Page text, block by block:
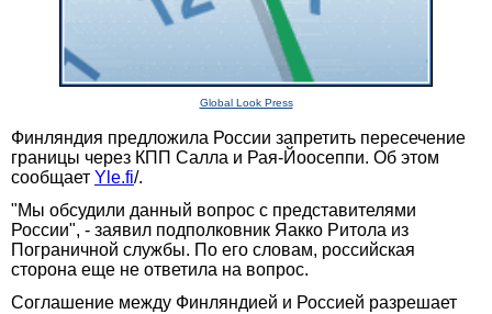
Global Look Press
Финляндия предложила России запретить пересечение
границы через КПП Салла и Рая-Йоосеппи. Об этом
сообщает Yle.fi/.
"Мы обсудили данный вопрос с представителями
России", - заявил подполковник Яакко Ритола из
Пограничной службы. По его словам, российская
сторона еще не ответила на вопрос.
Соглашение между Финляндией и Россией разрешает